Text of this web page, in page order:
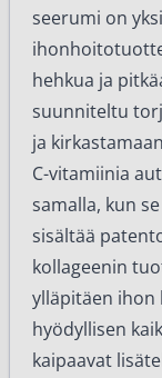
seerumi on
hehkua ja
suunniteltu
ja
C-vitamiinia
samalla, kun
sisältää
kollageenin
ylläpitäen ihon
hyödyllisen
kaipaavat